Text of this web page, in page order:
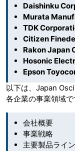
Daishinku
Murata
TDK
Citizen
Rakon Japan
Hosonic
Epson
以下は、Japan
各企業の事業領域で
会社概要
事業戦略
主要製品ライ